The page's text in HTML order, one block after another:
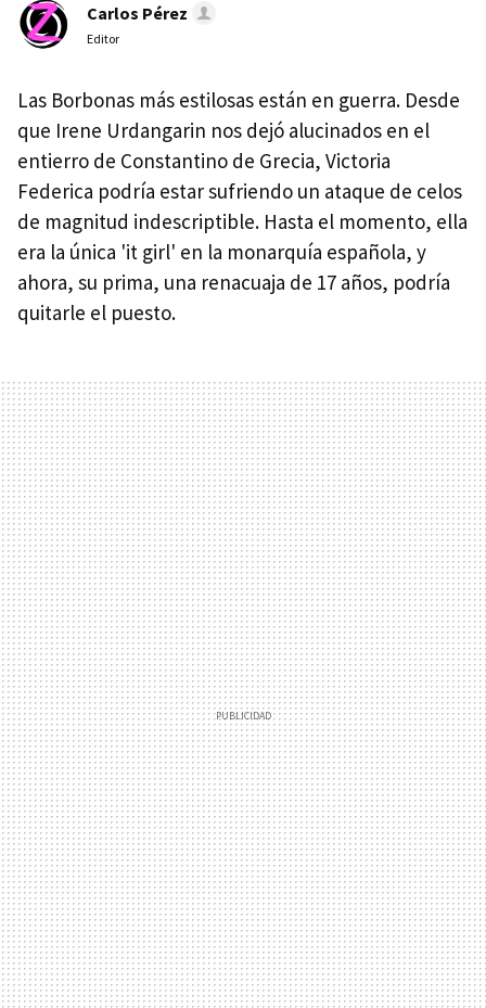
Carlos Pérez
Editor
Las Borbonas más estilosas están en guerra. Desde
que Irene Urdangarin nos dejó alucinados en el
entierro de Constantino de Grecia, Victoria
Federica podría estar sufriendo un ataque de celos
de magnitud indescriptible. Hasta el momento, ella
era la única 'it girl' en la monarquía española, y
ahora, su prima, una renacuaja de 17 años, podría
quitarle el puesto.